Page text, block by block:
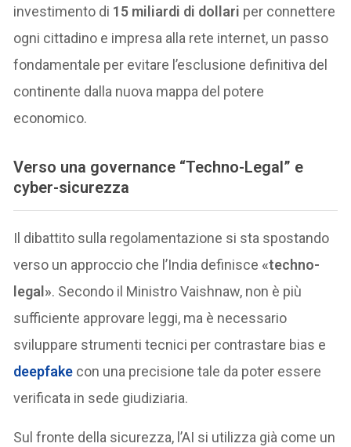
investimento di 15 miliardi di dollari per connettere
ogni cittadino e impresa alla rete internet, un passo
fondamentale per evitare l’esclusione definitiva del
continente dalla nuova mappa del potere
economico.
Verso una governance “Techno-Legal” e
cyber-sicurezza
Il dibattito sulla regolamentazione si sta spostando
verso un approccio che l’India definisce «techno-
legal». Secondo il Ministro Vaishnaw, non è più
sufficiente approvare leggi, ma è necessario
sviluppare strumenti tecnici per contrastare bias e
deepfake con una precisione tale da poter essere
verificata in sede giudiziaria.
Sul fronte della sicurezza, l’AI si utilizza già come un